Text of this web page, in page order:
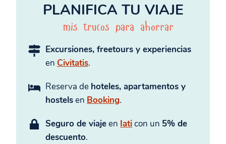
PLANIFICA TU VIAJE
mis trucos para ahorrar
Excursiones, freetours y experiencias
en Civitatis.
Reserva de hoteles, apartamentos y
hostelsen Booking.
Seguro de viajeen Iaticon un 5% de
descuento.